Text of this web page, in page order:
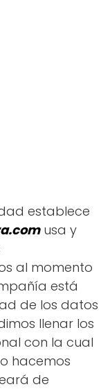
establece
usa y
al momento
está
de los datos
llenar los
con la cual
hacemos
de